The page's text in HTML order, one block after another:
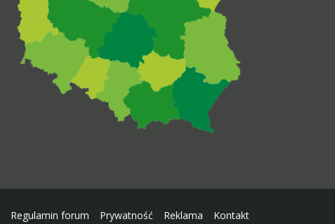
Kontakt
Reklama
Prywatność
Regulamin forum